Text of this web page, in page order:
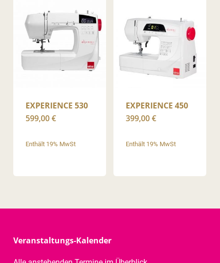
EXPERIENCE 530
599,00€
Enthält 19% MwSt
EXPERIENCE 450
399,00€
Enthält 19% MwSt
Veranstaltungs-Kalender